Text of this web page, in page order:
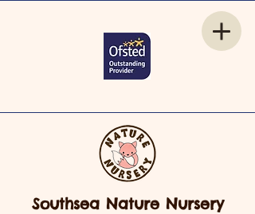
Southsea Nature Nursery